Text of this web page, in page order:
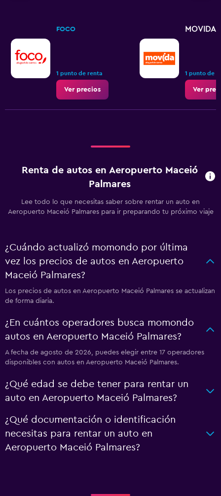
FOCO
1 punto de renta
Ver precios
MOVIDA
1 punto de
Ver
Renta de autos en Aeropuerto Maceió
Palmares
Lee todo lo que necesitas saber sobre rentar un auto en
Aeropuerto Maceió Palmares para ir preparando tu próximo viaje
¿Cuándo actualizó momondo por última
vez los precios de autos en Aeropuerto
Maceió Palmares?
Los precios de autos en Aeropuerto Maceió Palmares se actualizan
de forma diaria.
¿En cuántos operadores busca momondo
autos en Aeropuerto Maceió Palmares?
A fecha de agosto de 2026, puedes elegir entre 17 operadores
disponibles con autos en Aeropuerto Maceió Palmares.
¿Qué edad se debe tener para rentar un
auto en Aeropuerto Maceió Palmares?
¿Qué documentación o identificación
necesitas para rentar un auto en
Aeropuerto Maceió Palmares?